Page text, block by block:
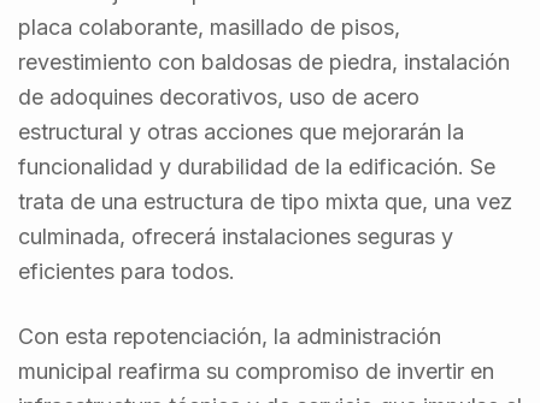
placa colaborante, masillado de pisos,
revestimiento con baldosas de piedra, instalación
de adoquines decorativos, uso de acero
estructural y otras acciones que mejorarán la
funcionalidad y durabilidad de la edificación. Se
trata de una estructura de tipo mixta que, una vez
culminada, ofrecerá instalaciones seguras y
eficientes para todos.
Con esta repotenciación, la administración
municipal reafirma su compromiso de invertir en